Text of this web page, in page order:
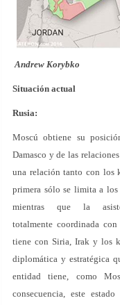
Andrew Korybko
Situación actual
Rusia:
Moscú obtiene su
Damasco y de las
una relación tanto con los
primera sólo se limita a los
mientras que la
totalmente coordinada
tiene con Siria, Irak y los
diplomática y estratégica
entidad tiene, como
consecuencia, este